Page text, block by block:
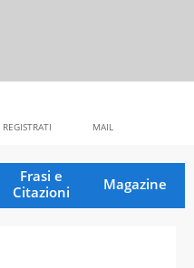
MAIL
REGISTRATI
Frasi e
Citazioni
Magazine